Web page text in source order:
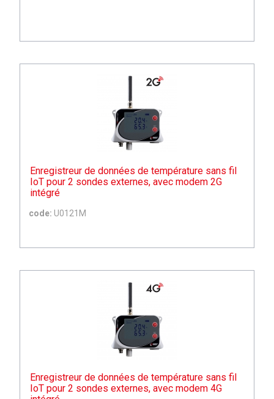
Enregistreur de données de température sans fil
IoT pour 2 sondes externes, avec modem 2G
intégré
code: U0121M
Enregistreur de données de température sans fil
IoT pour 2 sondes externes, avec modem 4G